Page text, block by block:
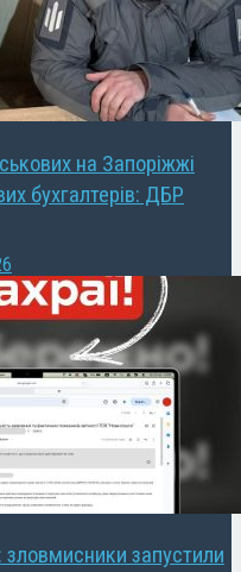
на Запоріжжі
бухгалтерів: ДБР
зловмисники запустили